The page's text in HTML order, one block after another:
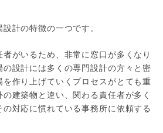
計の特徴の一つです。
がいるため、非常に窓口が多くなり
の設計には多くの専門設計の方々と密
作り上げていくプロセスがとても重
建築物と違い、関わる責任者が多く
対応に慣れている事務所に依頼する